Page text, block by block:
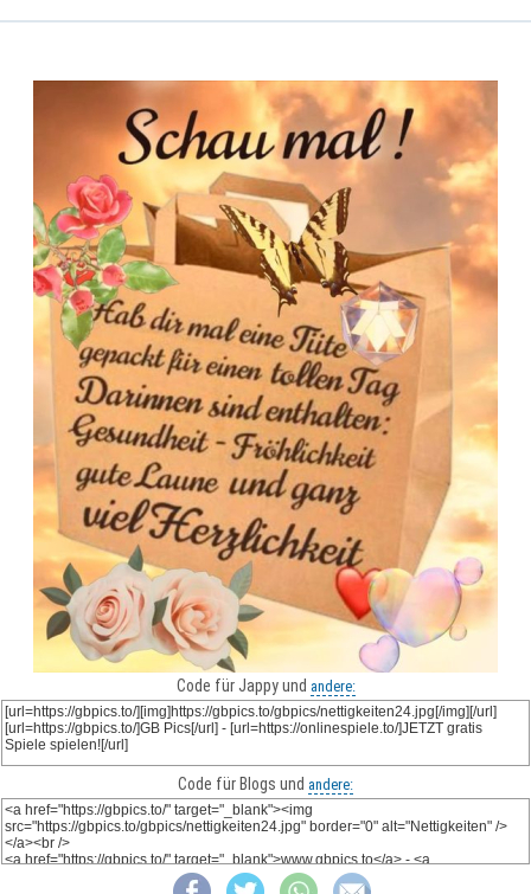
Code für Jappy und andere:
Code für Blogs und andere: